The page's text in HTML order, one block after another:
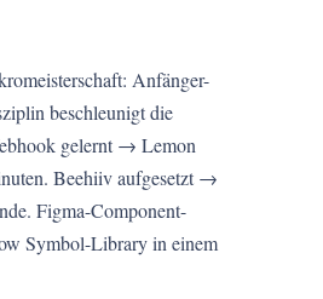
Anfänger-
beschleunigt die
gelernt → Lemon
Beehiiv aufgesetzt →
Figma-Component-
Symbol-Library in einem